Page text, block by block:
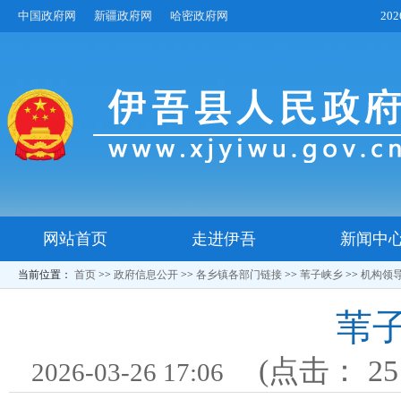
中国政府网 新疆政府网 哈密政府网
网站首页 走进伊吾 新闻中
当前位置： 首页 >> 政府信息公开 >> 各乡镇各部门链接 >> 苇子峡乡 >> 机构领
苇
2026-03-26 17:06 (点击：